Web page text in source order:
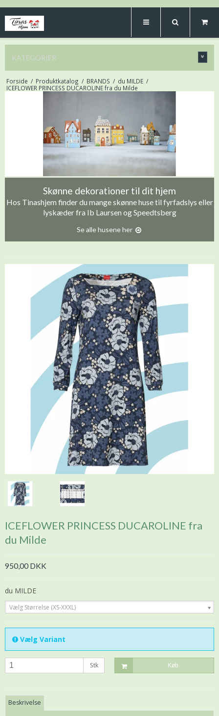
KATEGORIER
Forside / Produktkatalog / BRANDS / du MILDE /
ICEFLOWER PRINCESS DUCAROLINE fra du Milde
Skønne dekorationer til dit hjem
Hos Tinashjem finder du mange skønne huse til fyrfadslys eller
lyskæder fra Ib Laursen og Speedtsberg
Se alle husene her
ICEFLOWER PRINCESS DUCAROLINE fra
du Milde
950,00 DKK
du MILDE
Vælg Størrelse (XS-XXXL)
Vælg Variant
Stk Køb
Beskrivelse